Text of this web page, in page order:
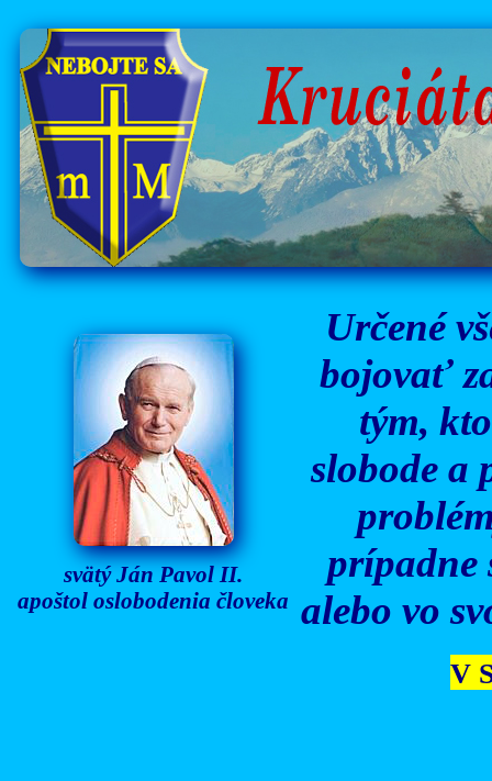
svätý Ján Pavol II.
apoštol oslobodenia človeka
Určené
bojovať
tým,
slobode a
prípadne
alebo vo
V